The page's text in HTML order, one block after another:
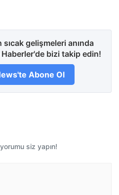
gelişmeleri anında
bizi takip edin!
Abone Ol
siz yapın!